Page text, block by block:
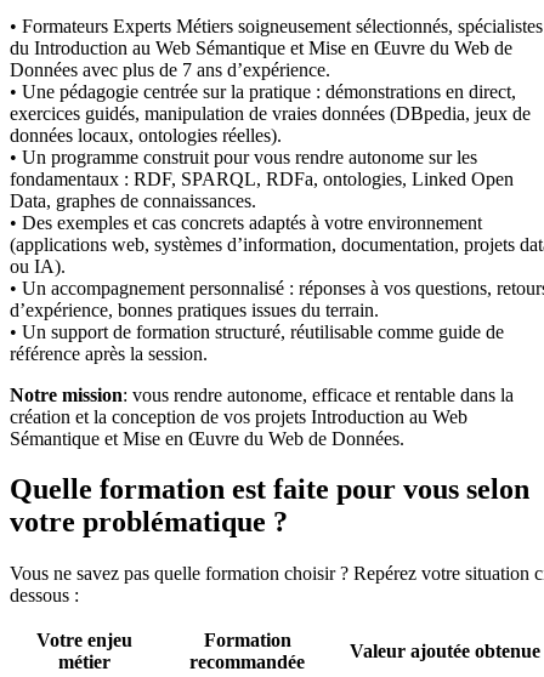
• Formateurs Experts Métiers soigneusement sélectionnés, spécialistes
du Introduction au Web Sémantique et Mise en Œuvre du Web de
Données avec plus de 7 ans d’expérience.
• Une pédagogie centrée sur la pratique : démonstrations en direct,
exercices guidés, manipulation de vraies données (DBpedia, jeux de
données locaux, ontologies réelles).
• Un programme construit pour vous rendre autonome sur les
fondamentaux : RDF, SPARQL, RDFa, ontologies, Linked Open
Data, graphes de connaissances.
• Des exemples et cas concrets adaptés à votre environnement
(applications web, systèmes d’information, documentation, projets
ou IA).
• Un accompagnement personnalisé : réponses à vos questions,
d’expérience, bonnes pratiques issues du terrain.
• Un support de formation structuré, réutilisable comme guide de
référence après la session.
Notre mission: vous rendre autonome, efficace et rentable dans la
création et la conception de vos projets Introduction au Web
Sémantique et Mise en Œuvre du Web de Données.
Quelle formation est faite pour vous selon
votre problématique ?
Vous ne savez pas quelle formation choisir ? Repérez votre situation
dessous :
Votre enjeu
métier
Formation
recommandée
Valeur ajoutée obtenue